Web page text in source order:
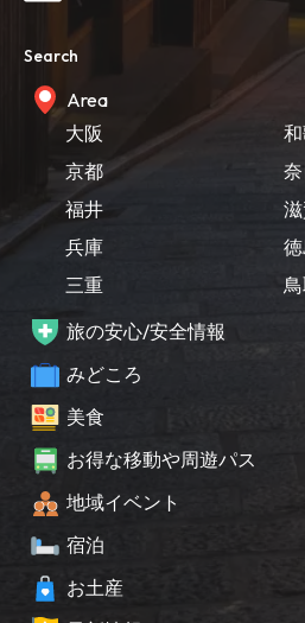
Search
Area
大阪
京都
福井
兵庫
三重
旅の安心/安全情報
みどころ
美食
お得な移動や周遊パス
地域イベント
宿泊
お土産